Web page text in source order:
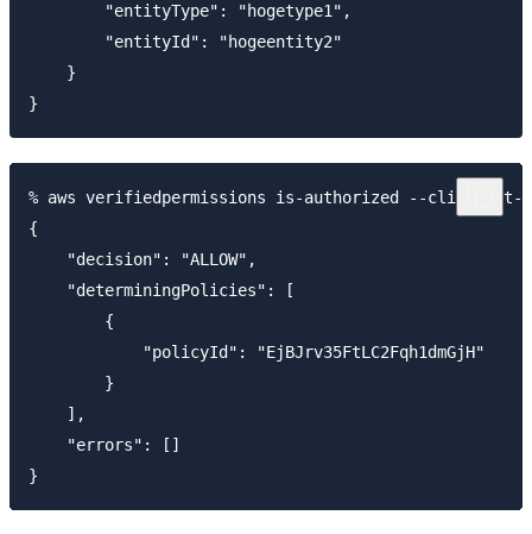
        "entityType": "hogetype1",
        "entityId": "hogeentity2"
    }
% aws verifiedpermissions is-authorized --cli-
{
    "decision": "ALLOW",
    "determiningPolicies": [
        {
            "policyId": "EjBJrv35FtLC2Fqh1dmGjH"
        }
    ],
    "errors": []